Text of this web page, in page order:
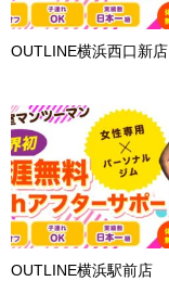
OUTLINE横浜西口新店
OUTLINE横浜駅前店